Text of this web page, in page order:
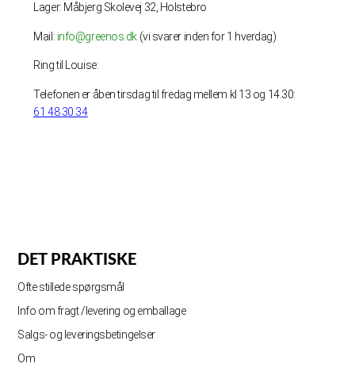
Lager: Måbjerg Skolevej 32, Holstebro
Mail: info@greenos.dk (vi svarer inden for 1 hverdag)
Ring til Louise:
Telefonen er åben tirsdag til fredag mellem kl 13 og 14.30:
61 48 30 34
DET PRAKTISKE
Ofte stillede spørgsmål
Info om fragt /levering og emballage
Salgs- og leveringsbetingelser
Om